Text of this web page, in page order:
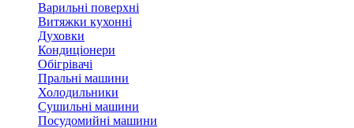
Варильні поверхні
Витяжки кухонні
Духовки
Кондиціонери
Обігрівачі
Пральні машини
Холодильники
Сушильні машини
Посудомийні машини